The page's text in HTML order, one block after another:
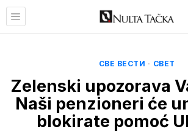
СВЕ ВЕСТИ · СВЕТ
Zelenski upozorava
Naši penzioneri će
blokirate pomoć